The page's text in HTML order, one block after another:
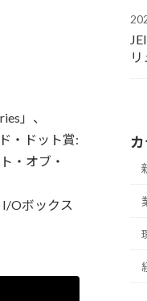
」、
・ドット賞:
・オブ・
Oボックス